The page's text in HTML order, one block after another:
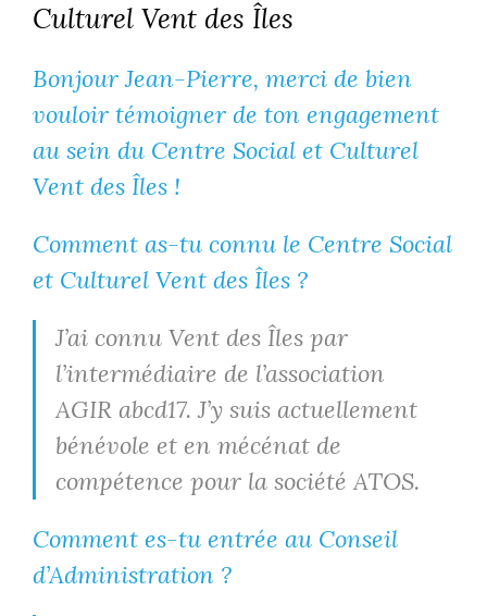
Culturel Vent des Îles
Bonjour Jean-Pierre, merci de bien
vouloir témoigner de ton engagement
au sein du Centre Social et Culturel
Vent des Îles !
Comment as-tu connu le Centre Social
et Culturel Vent des Îles ?
J’ai connu Vent des Îles par
l’intermédiaire de l’association
AGIR abcd17. J’y suis actuellement
bénévole et en mécénat de
compétence pour la société ATOS.
Comment es-tu entrée au Conseil
d’Administration ?